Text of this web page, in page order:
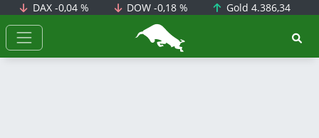
DAX -0,04 % DOW-0,18 % Gold 4.386,34
BörsenNEWS.de